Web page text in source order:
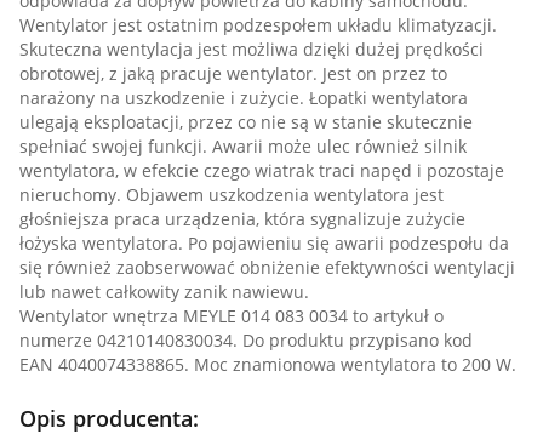
Wentylator jest ostatnim podzespołem układu klimatyzacji.
Skuteczna wentylacja jest możliwa dzięki dużej prędkości
obrotowej, z jaką pracuje wentylator. Jest on przez to
narażony na uszkodzenie i zużycie. Łopatki wentylatora
ulegają eksploatacji, przez co nie są w stanie skutecznie
spełniać swojej funkcji. Awarii może ulec również silnik
wentylatora, w efekcie czego wiatrak traci napęd i pozostaje
nieruchomy. Objawem uszkodzenia wentylatora jest
głośniejsza praca urządzenia, która sygnalizuje zużycie
łożyska wentylatora. Po pojawieniu się awarii podzespołu da
się również zaobserwować obniżenie efektywności wentylacji
lub nawet całkowity zanik nawiewu.
Wentylator wnętrza MEYLE 014 083 0034 to artykuł o
numerze 04210140830034. Do produktu przypisano kod
EAN 4040074338865. Moc znamionowa wentylatora to 200 W.
Opis producenta: